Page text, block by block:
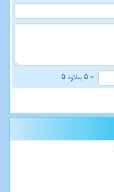
= ۵ بعلاوه ۵